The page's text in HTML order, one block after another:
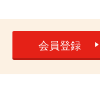
会員登録